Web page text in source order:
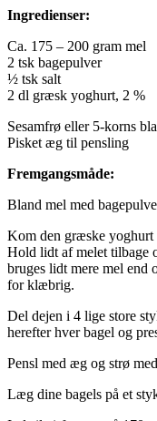
Ingredienser:
Ca. 175 – 200 gram mel
2 tsk bagepulver
½ tsk salt
2 dl græsk yoghurt, 2 %
Sesamfrø eller 5-korns
Pisket æg til pensling
Fremgangsmåde:
Bland mel med
Kom den græske yoghurt
Hold lidt af melet tilbage
bruges lidt mere mel end
for klæbrig.
Del dejen i 4 lige store
herefter hver bagel og
Pensl med æg og strø
Læg dine bagels på et